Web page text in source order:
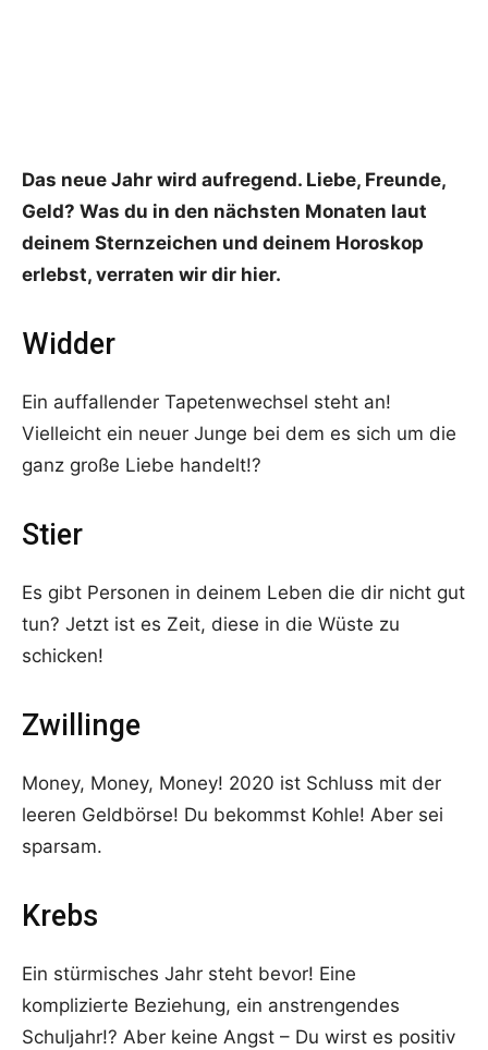
Das neue Jahr wird aufregend. Liebe, Freunde,
Geld? Was du in den nächsten Monaten laut
deinem Sternzeichen und deinem Horoskop
erlebst, verraten wir dir hier.
Widder
Ein auffallender Tapetenwechsel steht an!
Vielleicht ein neuer Junge bei dem es sich um die
ganz große Liebe handelt!?
Stier
Es gibt Personen in deinem Leben die dir nicht gut
tun? Jetzt ist es Zeit, diese in die Wüste zu
schicken!
Zwillinge
Money, Money, Money! 2020 ist Schluss mit der
leeren Geldbörse! Du bekommst Kohle! Aber sei
sparsam.
Krebs
Ein stürmisches Jahr steht bevor! Eine
komplizierte Beziehung, ein anstrengendes
Schuljahr!? Aber keine Angst – Du wirst es positiv